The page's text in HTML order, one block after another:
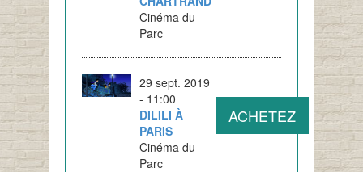
Cinéma du
Parc
29 sept. 2019
- 11:00
DILILI À
PARIS
Cinéma du
Parc
ACHETEZ